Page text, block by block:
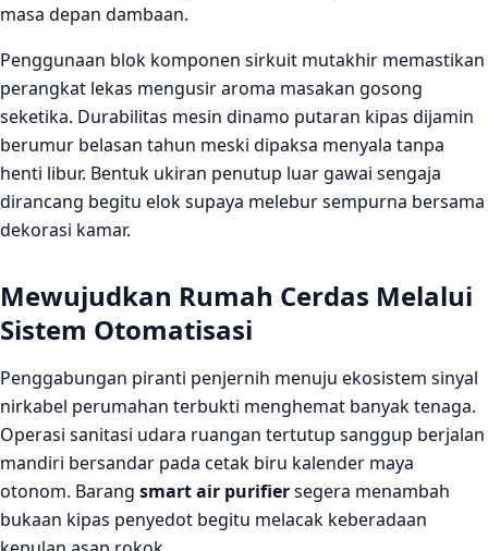
masa depan dambaan.
Penggunaan blok komponen sirkuit mutakhir memastikan
perangkat lekas mengusir aroma masakan gosong
seketika. Durabilitas mesin dinamo putaran kipas dijamin
berumur belasan tahun meski dipaksa menyala tanpa
henti libur. Bentuk ukiran penutup luar gawai sengaja
dirancang begitu elok supaya melebur sempurna bersama
dekorasi kamar.
Mewujudkan Rumah Cerdas Melalui
Sistem Otomatisasi
Penggabungan piranti penjernih menuju ekosistem sinyal
nirkabel perumahan terbukti menghemat banyak tenaga.
Operasi sanitasi udara ruangan tertutup sanggup berjalan
mandiri bersandar pada cetak biru kalender maya
otonom. Barang smart air purifiersegera menambah
bukaan kipas penyedot begitu melacak keberadaan